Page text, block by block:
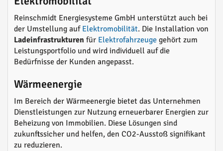
Reinschmidt Energiesysteme GmbH unterstützt auch bei
der Umstellung auf Elektromobilität. Die Installation von
Ladeinfrastrukturen für Elektrofahrzeuge gehört zum
Leistungsportfolio und wird individuell auf die
Bedürfnisse der Kunden angepasst.
Wärmeenergie
Im Bereich der Wärmeenergie bietet das Unternehmen
Dienstleistungen zur Nutzung erneuerbarer Energien zur
Beheizung von Immobilien. Diese Lösungen sind
zukunftssicher und helfen, den CO2-Ausstoß signifikant
zu reduzieren.